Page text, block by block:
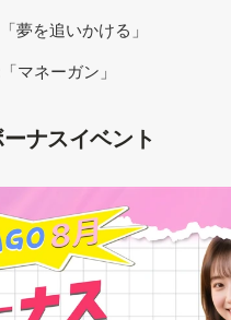
2位:「夢を追いかける」
3位:「マネーガン」
ナスイベント